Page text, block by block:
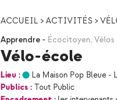
ACCUEIL > ACTIVITÉS >
Apprendre - Écocitoyen, Vélos
Vélo-école
Lieu :
La Maison Pop Bleue -
Publics : Tout Public